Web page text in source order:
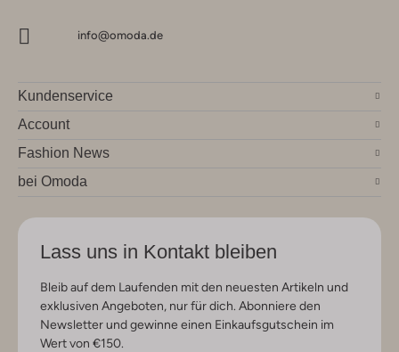
info@omoda.de
Kundenservice
Account
Fashion News
bei Omoda
Lass uns in Kontakt bleiben
Bleib auf dem Laufenden mit den neuesten Artikeln und
exklusiven Angeboten, nur für dich. Abonniere den
Newsletter und gewinne einen Einkaufsgutschein im
Wert von €150.